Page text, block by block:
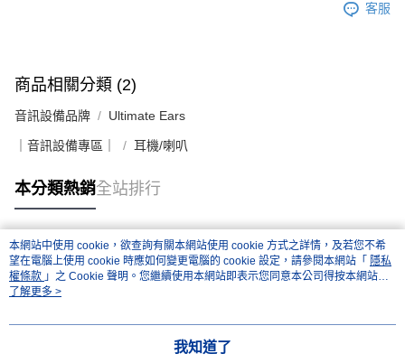
客服
商品相關分類 (2)
音訊設備品牌 Ultimate Ears
｜音訊設備專區｜ 耳機/喇叭
本分類熱銷全站排行
熱門標籤
本網站中使用 cookie，欲查詢有關本網站使用 cookie 方式之詳情，及若您不希
望在電腦上使用 cookie 時應如何變更電腦的 cookie 設定，請參閱本網站「 隱私
權條款 」之 Cookie 聲明。您繼續使用本網站即表示您同意本公司得按本網站使
用條款之 Cookie 聲明使用 cookie。
了解更多 >
我知道了